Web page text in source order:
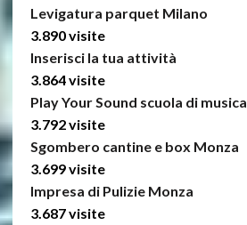
Levigatura parquet Milano
3.890 visite
Inserisci la tua attività
3.864 visite
Play Your Sound scuola di
3.792 visite
Sgombero cantine e box Monza
3.699 visite
Impresa di Pulizie Monza
3.687 visite